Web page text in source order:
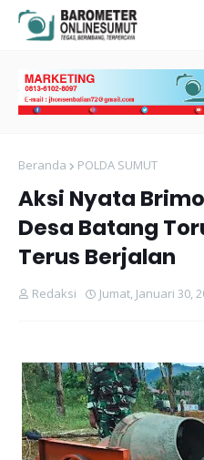
Beranda POLDA SUMUT
Aksi Nyata
Desa Batang
Terus Berjalan
Redaksi Jumat, Januari 30,